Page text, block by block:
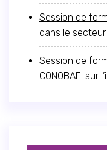
Session de
dans le secteur
Session de
CONOBAFI sur